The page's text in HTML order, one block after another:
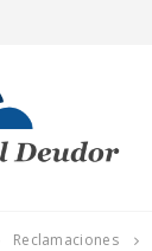
Reclamaciones